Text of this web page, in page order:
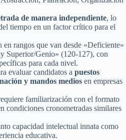
de manera independiente, lo
tiempo en un factor crítico para el
en rangos que van desde «Deficiente»
Superior/Genio» (120-127), con
para cada nivel.
evaluar candidatos a puestos
y mandos medios en empresas
familiarización con el formato
condiciones cronometradas similares
capacidad intelectual innata como
educativa.